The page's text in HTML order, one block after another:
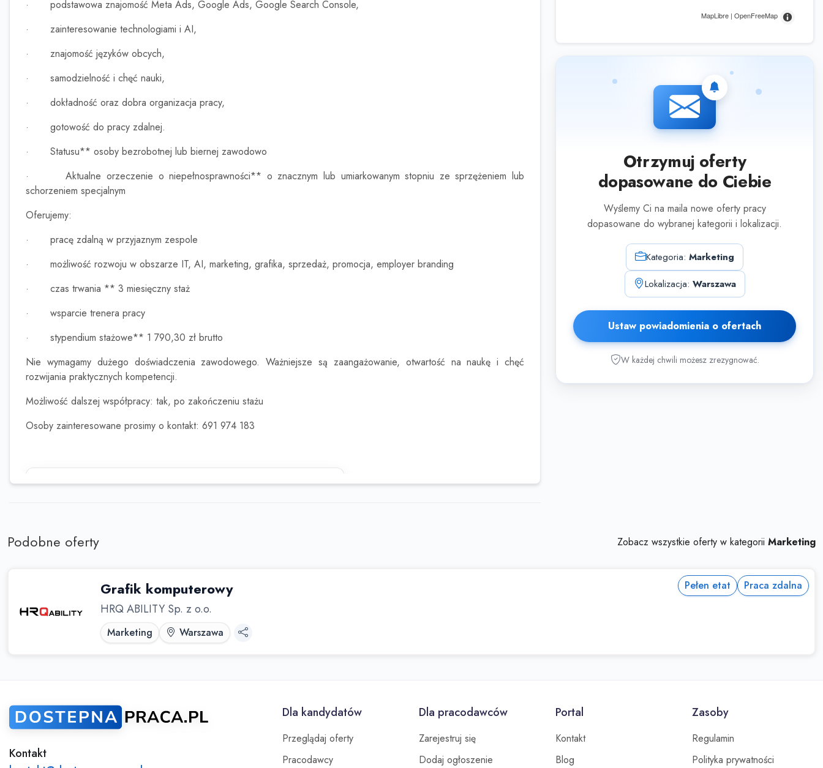
·
podstawowa znajomość Meta Ads, Google Ads, Google Search Console,
·
zainteresowanie technologiami i AI,
·
znajomość języków obcych,
·
samodzielność i chęć nauki,
·
dokładność oraz dobra organizacja pracy,
·
gotowość do pracy zdalnej.
·
Statusu** osoby bezrobotnej lub biernej zawodowo
·
Aktualne orzeczenie o niepełnosprawności** o znacznym lub umiarkowanym stopniu ze sprzężeniem lub
schorzeniem specjalnym
Oferujemy:
·
pracę zdalną w przyjaznym zespole
·
możliwość rozwoju w obszarze IT, AI, marketing, grafika, sprzedaż, promocja, employer branding
·
czas trwania ** 3 miesięczny staż
·
wsparcie trenera pracy
·
stypendium stażowe** 1 790,30 zł brutto
Nie wymagamy dużego doświadczenia zawodowego. Ważniejsze są zaangażowanie, otwartość na naukę i chęć
rozwijania praktycznych kompetencji.
Możliwość dalszej współpracy: tak, po zakończeniu stażu
Osoby zainteresowane prosimy o kontakt: 691 974 183
Ta oferta wygasła
MapLibre | OpenFreeMap
Otrzymuj oferty
dopasowane do Ciebie
Wyślemy Ci na maila nowe oferty pracy
dopasowane do wybranej kategorii i lokalizacji.
Kategoria: Marketing
Lokalizacja: Warszawa
Ustaw powiadomienia o ofertach
W każdej chwili możesz zrezygnować.
Podobne oferty Zobacz wszystkie oferty w kategorii Marketing
Grafik komputerowy
HRQ ABILITY Sp. z o.o.
Marketing Warszawa
Pełen etat Praca zdalna
Kontakt
Dla kandydatów
Przeglądaj oferty
Pracodawcy
Dla pracodawców
Zarejestruj się
Dodaj ogłoszenie
Portal
Kontakt
Blog
Zasoby
Regulamin
Polityka prywatności